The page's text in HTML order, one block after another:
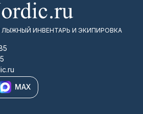
ИНВЕНТАРЬ И ЭКИПИРОВКА
MAX